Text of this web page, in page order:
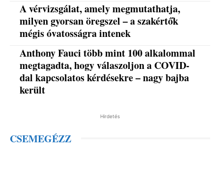
A vérvizsgálat, amely megmutathatja,
milyen gyorsan öregszel – a szakértők
mégis óvatosságra intenek
Anthony Fauci több mint 100 alkalommal
megtagadta, hogy válaszoljon a COVID-
dal kapcsolatos kérdésekre – nagy bajba
került
Hirdetés
CSEMEGÉZZ